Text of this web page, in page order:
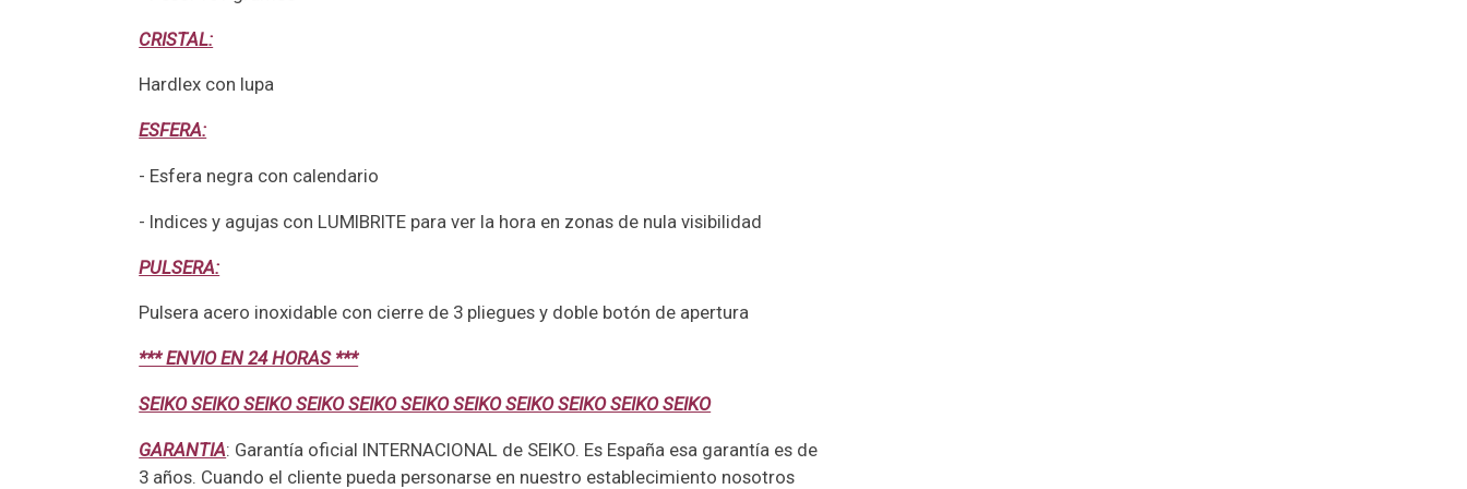
CRISTAL:
Hardlex con lupa
ESFERA:
- Esfera negra con calendario
- Indices y agujas con LUMIBRITE para ver la hora en zonas de nula visibilidad
PULSERA:
Pulsera acero inoxidable con cierre de 3 pliegues y doble botón de apertura
*** ENVIO EN 24 HORAS ***
SEIKO SEIKO SEIKO SEIKO SEIKO SEIKO SEIKO SEIKO SEIKO SEIKO SEIKO
GARANTIA: Garantía oficial INTERNACIONAL de SEIKO. Es España esa garantía es de
3 años. Cuando el cliente pueda personarse en nuestro establecimiento nosotros